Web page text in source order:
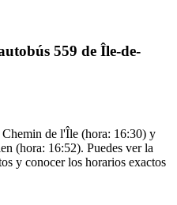
559 de Île-de-
de l'Île (hora: 16:30) y
(hora: 16:52). Puedes ver la
y conocer los horarios exactos